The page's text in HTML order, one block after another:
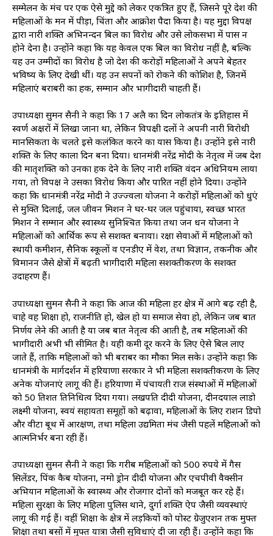
सम्मेलन के मंच पर एक ऐसे मुद्दे को लेकर एकत्रित हुए हैं, जिसने पूरे देश की
महिलाओं के मन में पीड़ा, चिंता और आक्रोश पैदा किया है। यह मुद्दा विपक्ष
द्वारा नारी शक्ति अभिनन्दन बिल का विरोध और उसे लोकसभा में पास न
होने देना है। उन्होंने कहा कि यह केवल एक बिल का विरोध नहीं है, बल्कि
यह उन उम्मीदों का विरोध है जो देश की करोड़ों महिलाओं ने अपने बेहतर
भविष्य के लिए देखी थीं। यह उन सपनों को रोकने की कोशिश है, जिनमें
महिलाएं बराबरी का हक, सम्मान और भागीदारी चाहती हैं।
उपाध्यक्षा सुमन सैनी ने कहा कि 17 अप्रैल का दिन लोकतंत्र के इतिहास में
स्वर्ण अक्षरों में लिखा जाना था, लेकिन विपक्षी दलों ने अपनी नारी विरोधी
मानसिकता के चलते इसे कलंकित करने का प्रयास किया है। उन्होंने इसे नारी
शक्ति के लिए काला दिन बना दिया। प्रधानमंत्री नरेंद्र मोदी के नेतृत्व में जब देश
की मातृशक्ति को उनका हक देने के लिए नारी शक्ति वंदन अधिनियम लाया
गया, तो विपक्ष ने उसका विरोध किया और पारित नहीं होने दिया। उन्होंने
कहा कि प्रधानमंत्री नरेंद्र मोदी ने उज्ज्वला योजना ने करोड़ों महिलाओं को धुएं
से मुक्ति दिलाई, जल जीवन मिशन ने घर-घर जल पहुंचाया, स्वच्छ भारत
मिशन ने सम्मान और स्वास्थ्य सुनिश्चित किया तथा जन धन योजना ने
महिलाओं को आर्थिक रूप से सशक्त बनाया। रक्षा सेवाओं में महिलाओं को
स्थायी कमीशन, सैनिक स्कूलों व एनडीए में प्रवेश, तथा विज्ञान, तकनीक और
विमानन जैसे क्षेत्रों में बढ़ती भागीदारी महिला सशक्तीकरण के सशक्त
उदाहरण हैं।
उपाध्यक्षा सुमन सैनी ने कहा कि आज की महिला हर क्षेत्र में आगे बढ़ रही है,
चाहे वह शिक्षा हो, राजनीति हो, खेल हो या समाज सेवा हो, लेकिन जब बात
निर्णय लेने की आती है या जब बात नेतृत्व की आती है, तब महिलाओं की
भागीदारी अभी भी सीमित है। यही कमी दूर करने के लिए ऐसे बिल लाए
जाते हैं, ताकि महिलाओं को भी बराबर का मौका मिल सके। उन्होंने कहा कि
प्रधानमंत्री के मार्गदर्शन में हरियाणा सरकार ने भी महिला सशक्तीकरण के लिए
अनेक योजनाएं लागू की हैं। हरियाणा में पंचायती राज संस्थाओं में महिलाओं
को 50 प्रतिशत प्रतिनिधित्व दिया गया। लखपति दीदी योजना, दीनदयाल लाडो
लक्ष्मी योजना, स्वयं सहायता समूहों को बढ़ावा, महिलाओं के लिए राशन डिपो
और वीटा बूथ में आरक्षण, तथा महिला उद्यमिता मंच जैसी पहलें महिलाओं को
आत्मनिर्भर बना रही हैं।
उपाध्यक्षा सुमन सैनी ने कहा कि गरीब महिलाओं को 500 रुपये में गैस
सिलेंडर, पिंक कैब योजना, नमो ड्रोन दीदी योजना और एचपीवी वैक्सीन
अभियान महिलाओं के स्वास्थ्य और रोजगार दोनों को मजबूत कर रहे हैं।
महिला सुरक्षा के लिए महिला पुलिस थाने, दुर्गा शक्ति ऐप जैसी व्यवस्थाएं
लागू की गई हैं। वहीं शिक्षा के क्षेत्र में लड़कियों को पोस्ट ग्रेजुएशन तक मुफ्त
शिक्षा तथा बसों में मुफ्त यात्रा जैसी सुविधाएं दी जा रही हैं। उन्होंने कहा कि